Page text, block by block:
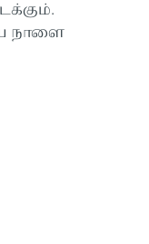
நாளை